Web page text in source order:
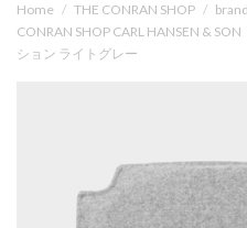
Home / THE CONRAN SHOP /
CONRAN SHOP CARL HANSEN &
ション ライトグレー